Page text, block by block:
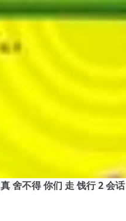
舍不得 你们 走 饯行 2 会话